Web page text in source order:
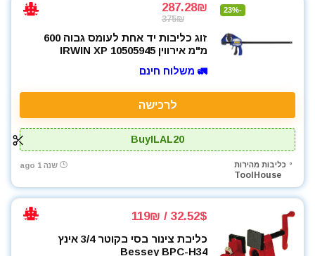
-23%
287.28₪
375₪
זוג כליבות יד אחת לעומס גבוה 600
מ"מ אירווין IRWIN XP 10505945
🚛 משלוח חינם
לרכישה
BuyILAL20
כליבות מהירות
ToolHouse
שנה 1 ago
32.52$ / 119₪
כליבת צינור בסי בקוטר 3/4 אינץ
Bessey BPC-H34